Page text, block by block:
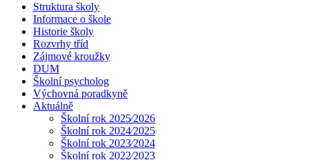
Struktura školy
Informace o škole
Historie školy
Rozvrhy tříd
Zájmové kroužky
DUM
Školní psycholog
Výchovná poradkyně
Aktuálně
Školní rok 2025⁄2026
Školní rok 2024⁄2025
Školní rok 2023⁄2024
Školní rok 2022⁄2023